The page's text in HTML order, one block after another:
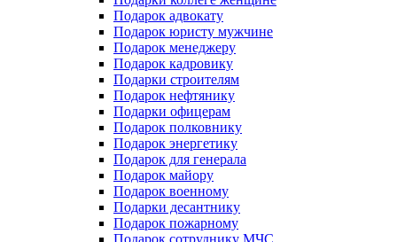
Подарок адвокату
Подарок юристу мужчине
Подарок менеджеру
Подарок кадровику
Подарки строителям
Подарок нефтянику
Подарки офицерам
Подарок полковнику
Подарок энергетику
Подарок для генерала
Подарок майору
Подарок военному
Подарки десантнику
Подарок пожарному
Подарок сотруднику МЧС